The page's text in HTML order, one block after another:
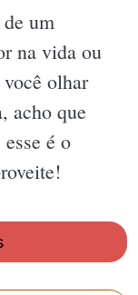
um
na vida ou
olhar
acho que
é o